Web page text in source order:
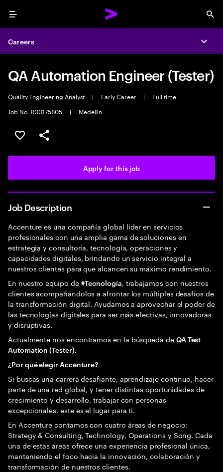
Menu
Careers
QA Automation Engineer (Tester)
Quality Engineering Analyst | Early Career |
Full time
Job No. R00175805
| Medellin
Save this job
Share this job
Apply for this job
Job Description
Accenture es una compañía global líder en servicios
profesionales con una amplia gama de soluciones en
estrategia y consultoría, tecnología, operaciones y
capacidades digitales, brindando un servicio integral a
nuestros clientes para que alcancen su máximo rendimiento.
En nuestro equipo de #Tecnología, trabajamos con nuestros
clientes acompañándolos a afrontar los múltiples desafíos de
la transformación digital. Ayudamos a aprovechar el poder de
las tecnologías digitales para ser más efectivas, innovadoras
y disruptivas.
Actualmente nos encontramos en la búsqueda de QA Test
Automation (Tester).
¿Por qué elegir Accenture?
Si buscas una carrera desafiante, aprendizaje continuo, hacer
parte de una red global, y tener distintas oportunidades de
crecimiento y desarrollo, trabajar con personas
excepcionales, este es el lugar para ti.
En Accenture contamos con cuatro áreas de negocio:
Strategy & Consulting, Technology, Operations y Song. Cada
una de estas áreas ofrece una experiencia profesional única,
manteniendo el foco hacia la innovación, colaboración y
transformación de nuestros clientes.